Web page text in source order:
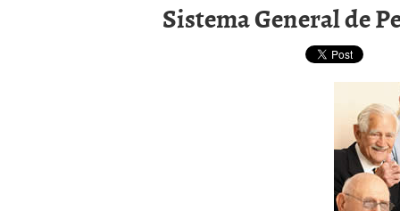
Desempleo Colombia
Sistema General de